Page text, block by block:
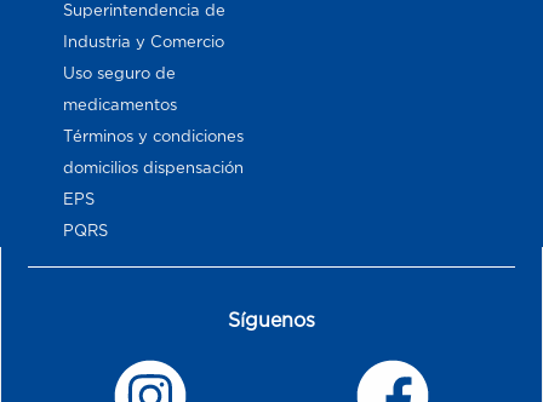
Superintendencia de
Industria y Comercio
Uso seguro de
medicamentos
Términos y condiciones
domicilios dispensación
EPS
PQRS
Síguenos